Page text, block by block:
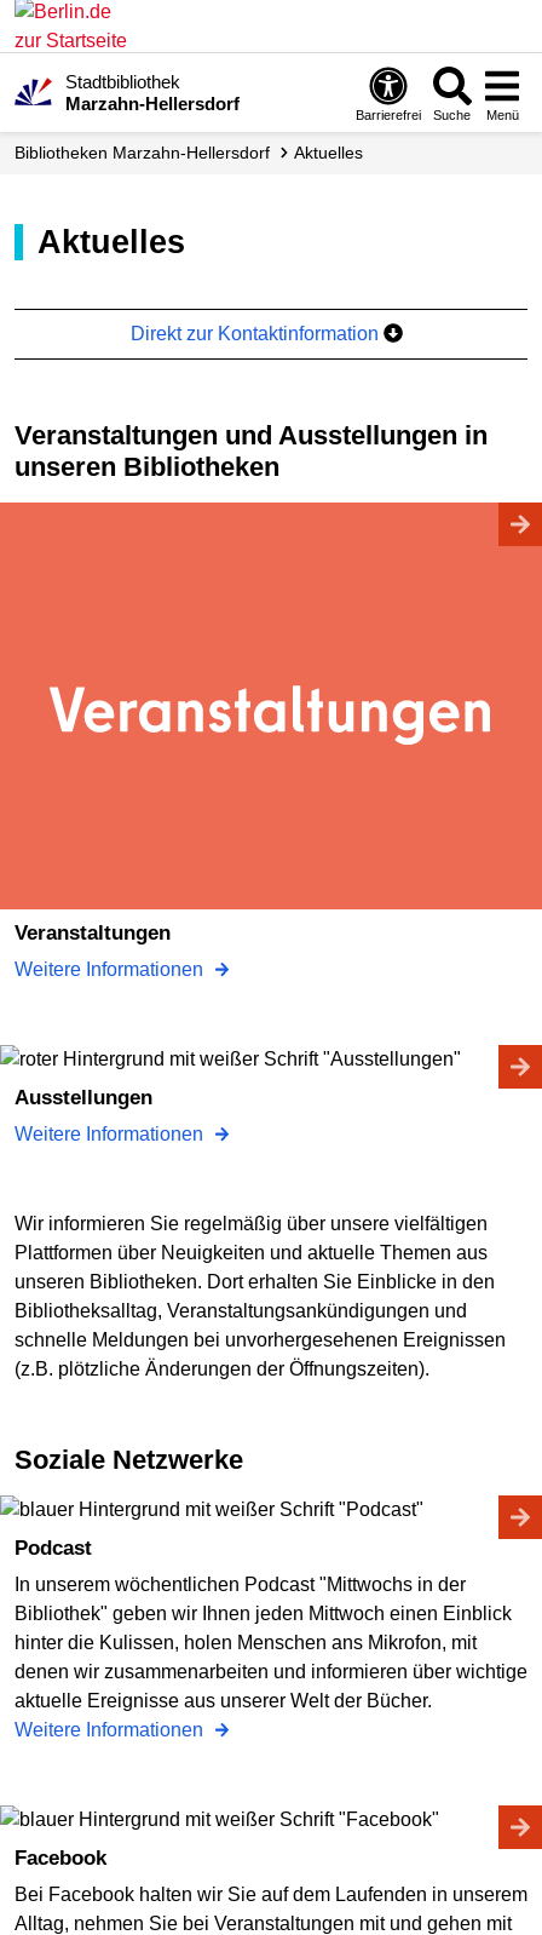
Stadtbibliothek
Marzahn-Hellersdorf
Barrierefrei Suche Menü
Biblio­theken Marzahn-Hellersdorf Aktuelles
Aktuelles
Direkt zur Kontaktinformation
Veranstaltungen und Ausstellungen in
unseren Bibliotheken
Veranstaltungen
Weitere Informationen
Ausstellungen
Weitere Informationen
Wir informieren Sie regelmäßig über unsere vielfältigen
Plattformen über Neuigkeiten und aktuelle Themen aus
unseren Bibliotheken. Dort erhalten Sie Einblicke in den
Bibliotheksalltag, Veranstaltungsankündigungen und
schnelle Meldungen bei unvorhergesehenen Ereignissen
(z.B. plötzliche Änderungen der Öffnungszeiten).
Soziale Netzwerke
Podcast
In unserem wöchentlichen Podcast "Mittwochs in der
Bibliothek" geben wir Ihnen jeden Mittwoch einen Einblick
hinter die Kulissen, holen Menschen ans Mikrofon, mit
denen wir zusammenarbeiten und informieren über wichtige
aktuelle Ereignisse aus unserer Welt der Bücher.
Weitere Informationen
Facebook
Bei Facebook halten wir Sie auf dem Laufenden in unserem
Alltag, nehmen Sie bei Veranstaltungen mit und gehen mit